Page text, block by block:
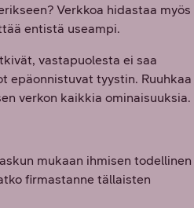
Verkkoa hidastaa myös
entistä useampi.
vastapuolesta ei saa
epäonnistuvat tyystin. Ruuhkaa
verkon kaikkia ominaisuuksia.
mukaan ihmisen todellinen
firmastanne tällaisten